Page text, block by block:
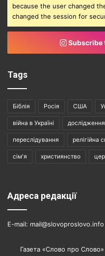
because the user changed
changed the session for
Subscribe
Tags
Біблія Росія США
війна в Україні дослідження
переслідування релігійна
сім'я християнство
Адреса редакції
E-mail:
Газета «Слово про